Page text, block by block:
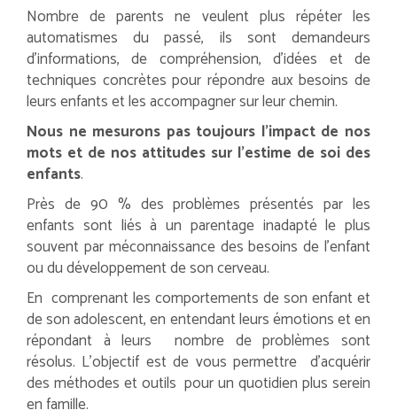
Nombre de parents ne veulent plus répéter les
automatismes du passé, ils sont demandeurs
d’informations, de compréhension, d’idées et de
techniques concrètes pour répondre aux besoins de
leurs enfants et les accompagner sur leur chemin.
Nous ne mesurons pas toujours l’impact de nos
mots et de nos attitudes sur l’estime de soi des
enfants.
Près de 90 % des problèmes présentés par les
enfants sont liés à un parentage inadapté le plus
souvent par méconnaissance des besoins de l’enfant
ou du développement de son cerveau.
En comprenant les comportements de son enfant et
de son adolescent, en entendant leurs émotions et en
répondant à leurs nombre de problèmes sont
résolus. L’objectif est de vous permettre d’acquérir
des méthodes et outils pour un quotidien plus serein
en famille.